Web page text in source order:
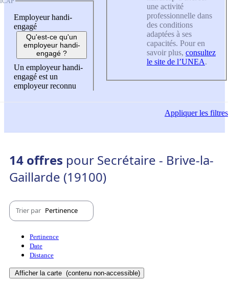
Employeur handi-
engagé
Qu'est-ce qu'un
employeur handi-
engagé ?
Un employeur handi-
engagé est un
employeur reconnu
une activité
professionnelle dans
des conditions
adaptées à ses
capacités. Pour en
savoir plus, consultez
le site de l’UNEA.
Appliquerles filtres
14 offres pour Secrétaire - Brive-la-
Gaillarde (19100)
Trier par Pertinence
Pertinence
Date
Distance
Afficher la carte (contenu non-accessible)